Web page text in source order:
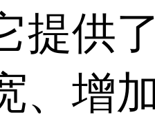
提供
、增